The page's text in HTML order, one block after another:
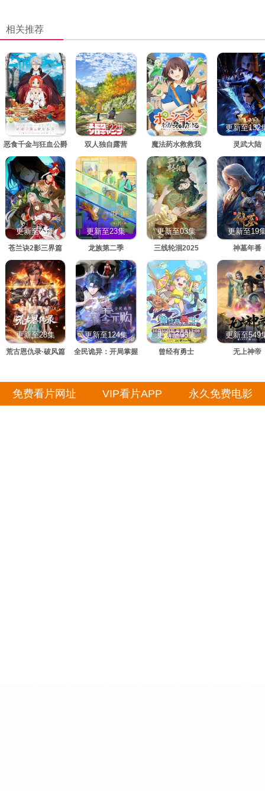
相关推荐
更新至10集
恶食千金与狂血公爵
更新至22集
双人独自露营
更新至10集
魔法药水救救我
更新至132
灵武大陆
更新至23集
苍兰诀2影三界篇
更新至23集
龙族第二季
更新至03集
三线轮洄2025
更新至19
神墓年番
更新至28集
荒古恩仇录·破风篇
更新至124集
全民诡异：开局掌握
更新至08集
曾经有勇士
更新至549
无上神帝
免费看片网址 VIP看片APP 永久免费电影